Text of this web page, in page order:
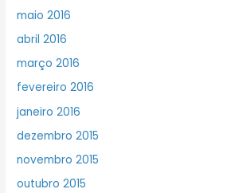
maio 2016
abril 2016
março 2016
fevereiro 2016
janeiro 2016
dezembro 2015
novembro 2015
outubro 2015